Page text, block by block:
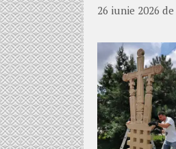
26 iunie 2026 de